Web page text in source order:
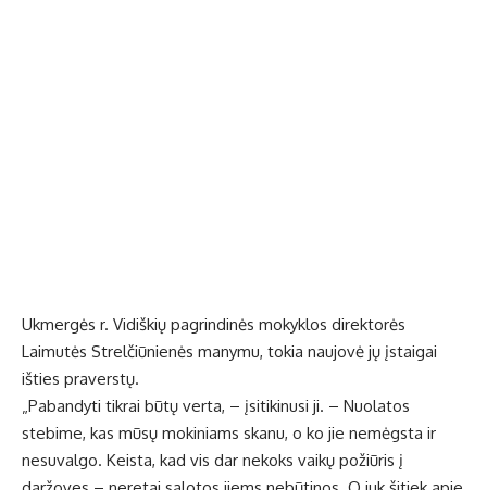
Ukmergės r. Vidiškių pagrindinės mokyklos direktorės
Laimutės Strelčiūnienės manymu, tokia naujovė jų įstaigai
išties praverstų.
„Pabandyti tikrai būtų verta, – įsitikinusi ji. – Nuolatos
stebime, kas mūsų mokiniams skanu, o ko jie nemėgsta ir
nesuvalgo. Keista, kad vis dar nekoks vaikų požiūris į